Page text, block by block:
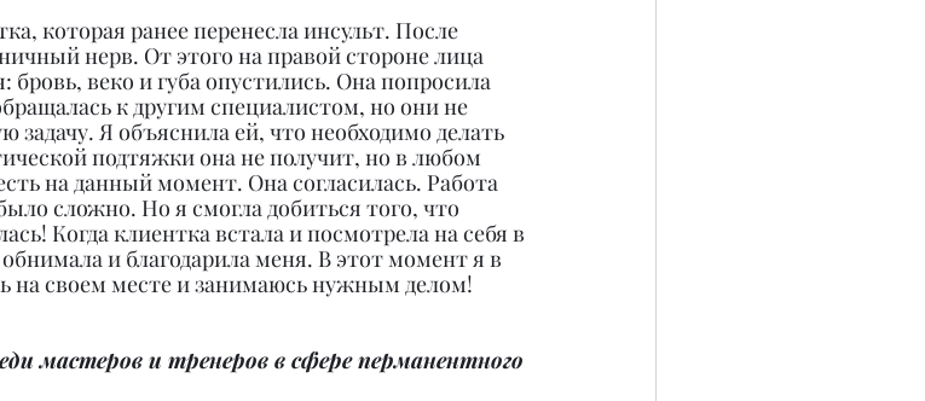
которая ранее перенесла инсульт. После
нерв. От этого на правой стороне лица
бровь, веко и губа опустились. Она попросила
к другим специалистом, но они не
задачу. Я объяснила ей, что необходимо делать
подтяжки она не получит, но в любом
на данный момент. Она согласилась. Работа
сложно. Но я смогла добиться того, что
Когда клиентка встала и посмотрела на себя в
и благодарила меня. В этот момент я в
на своем месте и занимаюсь нужным делом!
мастеров и тренеров в сфере перманентного